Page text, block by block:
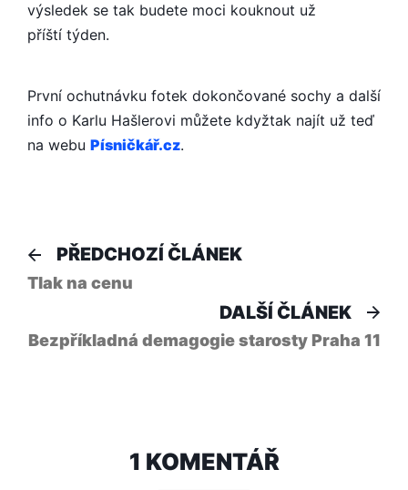
výsledek se tak budete moci kouknout už
příští týden.
První ochutnávku fotek dokončované sochy a další
info o Karlu Hašlerovi můžete kdyžtak najít už teď
na webu Písničkář.cz.
Navigace
pro
PŘEDCHOZÍ ČLÁNEKPředchozí
Tlak na cenu
DALŠÍ ČLÁNEK
Bezpříkladná demagogie starosty Praha 11
1 KOMENTÁŘ